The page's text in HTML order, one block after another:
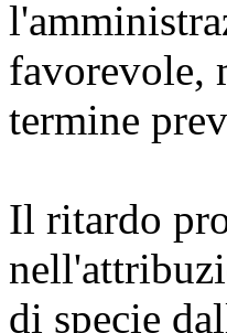
favorevole,
termine
Il ritardo
di specie